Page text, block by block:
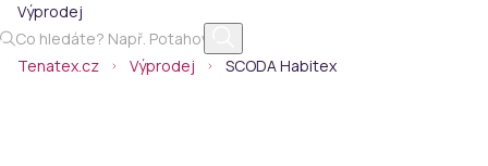
Výprodej
Tenatex.cz Výprodej SCODA Habitex